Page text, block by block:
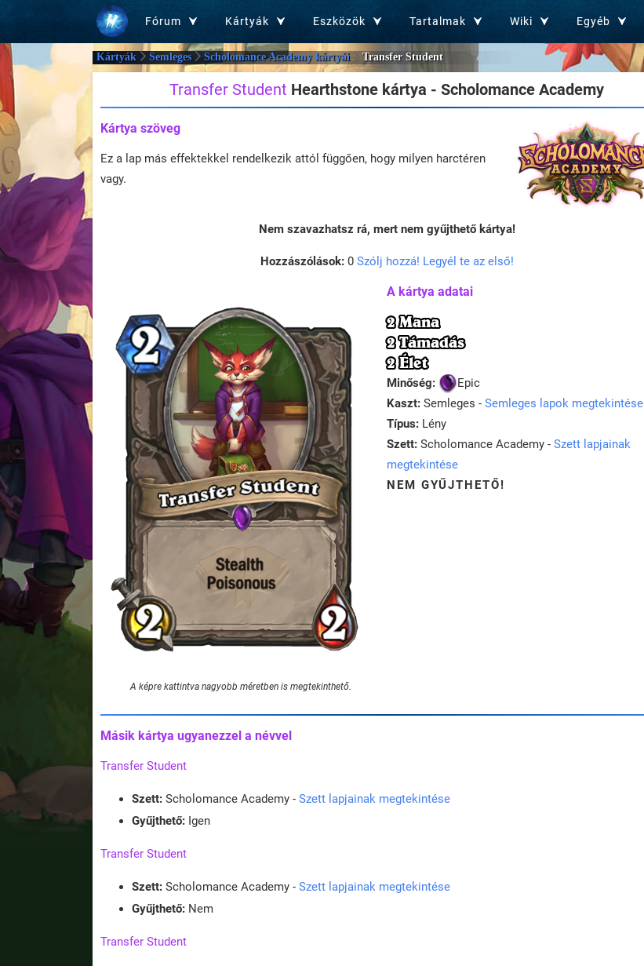
Fórum Kártyák Eszközök Tartalmak Wiki Egyéb
Kártyák Semleges Scholomance Academy kártyái Transfer Student
Transfer Student Hearthstone kártya - Scholomance Academy
Kártya szöveg
Ez a lap más effektekkel rendelkezik attól függően, hogy milyen harctéren
vagy.
Nem szavazhatsz rá, mert nem gyűjthető kártya!
Hozzászólások:0 Szólj hozzá! Legyél te az első!
A képre kattintva nagyobb méretben is megtekinthető.
A kártya adatai
2 Mana
2 Támadás
2 Élet
Minőség:
Epic
Kaszt: Semleges - Semleges lapok megtekintése
Típus: Lény
Szett: Scholomance Academy - Szett lapjainak
megtekintése
NEM GYŰJTHETŐ!
Másik kártya ugyanezzel a névvel
Transfer Student
Szett: Scholomance Academy - Szett lapjainak megtekintése
Gyűjthető: Igen
Transfer Student
Szett: Scholomance Academy - Szett lapjainak megtekintése
Gyűjthető: Nem
Transfer Student